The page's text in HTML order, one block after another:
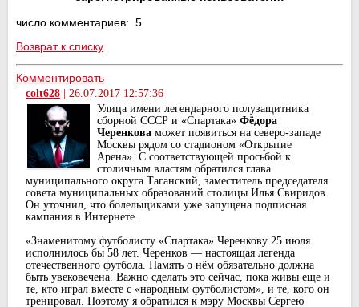
число комментариев: 5
Возврат к списку
Комментировать
colt628 | 26.07.2017 12:57:36
Улица имени легендарного полузащитника
сборной СССР и «Спартака» Фёдора
Черенкова может появиться на северо-западе
Москвы рядом со стадионом «Открытие
Арена». С соответствующей просьбой к
столичным властям обратился глава
муниципального округа Таганский, заместитель председателя
совета муниципальных образований столицы Илья Свиридов.
Он уточнил, что болельщиками уже запущена подписная
кампания в Интернете.
«Знаменитому футболисту «Спартака» Черенкову 25 июля
исполнилось бы 58 лет. Черенков — настоящая легенда
отечественного футбола. Память о нём обязательно должна
быть увековечена. Важно сделать это сейчас, пока живы еще и
те, кто играл вместе с «народным футболистом», и те, кого он
тренировал. Поэтому я обратился к мэру Москвы Сергею